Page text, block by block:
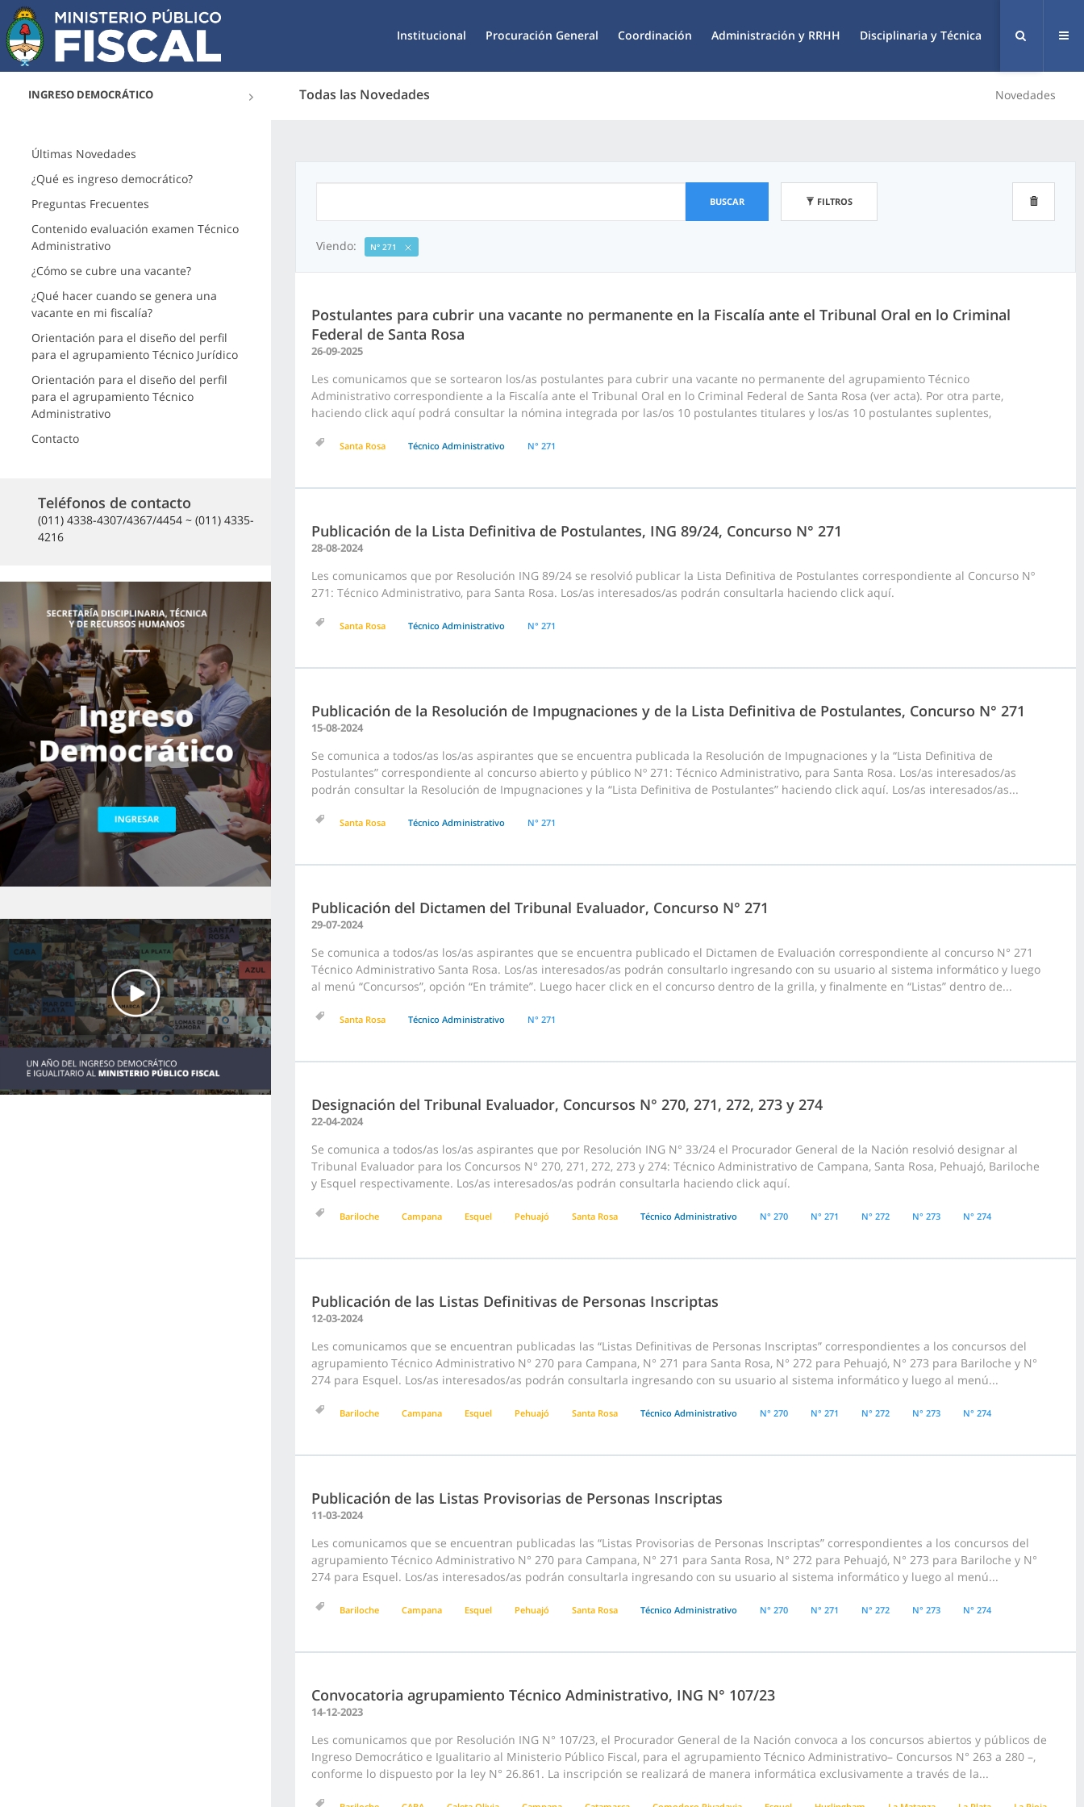
Institucional Procuración General Coordinación Administración y RRHH Disciplinaria y Técnica
INGRESO DEMOCRÁTICO Todas las Novedades Novedades
Últimas Novedades
¿Qué es ingreso democrático?
Preguntas Frecuentes
Contenido evaluación examen Técnico
Administrativo
¿Cómo se cubre una vacante?
¿Qué hacer cuando se genera una
vacante en mi fiscalía?
Orientación para el diseño del perfil
para el agrupamiento Técnico Jurídico
Orientación para el diseño del perfil
para el agrupamiento Técnico
Administrativo
Contacto
Teléfonos de contacto
(011) 4338-4307/4367/4454 ~ (011) 4335-
4216
BUSCAR FILTROS
Viendo: N° 271
Postulantes para cubrir una vacante no permanente en la Fiscalía ante el Tribunal Oral en lo Criminal
Federal de Santa Rosa
26-09-2025
Les comunicamos que se sortearon los/as postulantes para cubrir una vacante no permanente del agrupamiento Técnico
Administrativo correspondiente a la Fiscalía ante el Tribunal Oral en lo Criminal Federal de Santa Rosa (ver acta). Por otra parte,
haciendo click aquí podrá consultar la nómina integrada por las/os 10 postulantes titulares y los/as 10 postulantes suplentes,
Santa Rosa Técnico Administrativo N° 271
Publicación de la Lista Definitiva de Postulantes, ING 89/24, Concurso N° 271
28-08-2024
Les comunicamos que por Resolución ING 89/24 se resolvió publicar la Lista Definitiva de Postulantes correspondiente al Concurso Nº
271: Técnico Administrativo, para Santa Rosa. Los/as interesados/as podrán consultarla haciendo click aquí.
Santa Rosa Técnico Administrativo N° 271
Publicación de la Resolución de Impugnaciones y de la Lista Definitiva de Postulantes, Concurso N° 271
15-08-2024
Se comunica a todos/as los/as aspirantes que se encuentra publicada la Resolución de Impugnaciones y la “Lista Definitiva de
Postulantes” correspondiente al concurso abierto y público Nº 271: Técnico Administrativo, para Santa Rosa. Los/as interesados/as
podrán consultar la Resolución de Impugnaciones y la “Lista Definitiva de Postulantes” haciendo click aquí. Los/as interesados/as...
Santa Rosa Técnico Administrativo N° 271
Publicación del Dictamen del Tribunal Evaluador, Concurso N° 271
29-07-2024
Se comunica a todos/as los/as aspirantes que se encuentra publicado el Dictamen de Evaluación correspondiente al concurso N° 271
Técnico Administrativo Santa Rosa. Los/as interesados/as podrán consultarlo ingresando con su usuario al sistema informático y luego
al menú “Concursos”, opción “En trámite”. Luego hacer click en el concurso dentro de la grilla, y finalmente en “Listas” dentro de...
Santa Rosa Técnico Administrativo N° 271
Designación del Tribunal Evaluador, Concursos N° 270, 271, 272, 273 y 274
22-04-2024
Se comunica a todos/as los/as aspirantes que por Resolución ING N° 33/24 el Procurador General de la Nación resolvió designar al
Tribunal Evaluador para los Concursos N° 270, 271, 272, 273 y 274: Técnico Administrativo de Campana, Santa Rosa, Pehuajó, Bariloche
y Esquel respectivamente. Los/as interesados/as podrán consultarla haciendo click aquí.
Bariloche Campana Esquel Pehuajó Santa Rosa Técnico Administrativo N° 270 N° 271 N° 272 N° 273 N° 274
Publicación de las Listas Definitivas de Personas Inscriptas
12-03-2024
Les comunicamos que se encuentran publicadas las “Listas Definitivas de Personas Inscriptas” correspondientes a los concursos del
agrupamiento Técnico Administrativo N° 270 para Campana, N° 271 para Santa Rosa, N° 272 para Pehuajó, N° 273 para Bariloche y N°
274 para Esquel. Los/as interesados/as podrán consultarla ingresando con su usuario al sistema informático y luego al menú...
Bariloche Campana Esquel Pehuajó Santa Rosa Técnico Administrativo N° 270 N° 271 N° 272 N° 273 N° 274
Publicación de las Listas Provisorias de Personas Inscriptas
11-03-2024
Les comunicamos que se encuentran publicadas las “Listas Provisorias de Personas Inscriptas” correspondientes a los concursos del
agrupamiento Técnico Administrativo N° 270 para Campana, N° 271 para Santa Rosa, N° 272 para Pehuajó, N° 273 para Bariloche y N°
274 para Esquel. Los/as interesados/as podrán consultarla ingresando con su usuario al sistema informático y luego al menú...
Bariloche Campana Esquel Pehuajó Santa Rosa Técnico Administrativo N° 270 N° 271 N° 272 N° 273 N° 274
Convocatoria agrupamiento Técnico Administrativo, ING N° 107/23
14-12-2023
Les comunicamos que por Resolución ING N° 107/23, el Procurador General de la Nación convoca a los concursos abiertos y públicos de
Ingreso Democrático e Igualitario al Ministerio Público Fiscal, para el agrupamiento Técnico Administrativo– Concursos N° 263 a 280 –,
conforme lo dispuesto por la ley N° 26.861. La inscripción se realizará de manera informática exclusivamente a través de la...